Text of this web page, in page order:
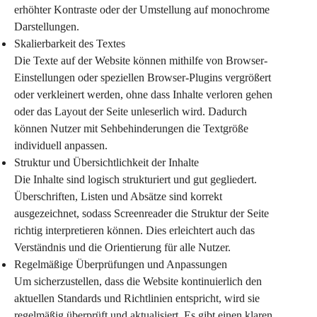
erhöhter Kontraste oder der Umstellung auf monochrome
Darstellungen.
Skalierbarkeit des Textes
Die Texte auf der Website können mithilfe von Browser-
Einstellungen oder speziellen Browser-Plugins vergrößert
oder verkleinert werden, ohne dass Inhalte verloren gehen
oder das Layout der Seite unleserlich wird. Dadurch
können Nutzer mit Sehbehinderungen die Textgröße
individuell anpassen.
Struktur und Übersichtlichkeit der Inhalte
Die Inhalte sind logisch strukturiert und gut gegliedert.
Überschriften, Listen und Absätze sind korrekt
ausgezeichnet, sodass Screenreader die Struktur der Seite
richtig interpretieren können. Dies erleichtert auch das
Verständnis und die Orientierung für alle Nutzer.
Regelmäßige Überprüfungen und Anpassungen
Um sicherzustellen, dass die Website kontinuierlich den
aktuellen Standards und Richtlinien entspricht, wird sie